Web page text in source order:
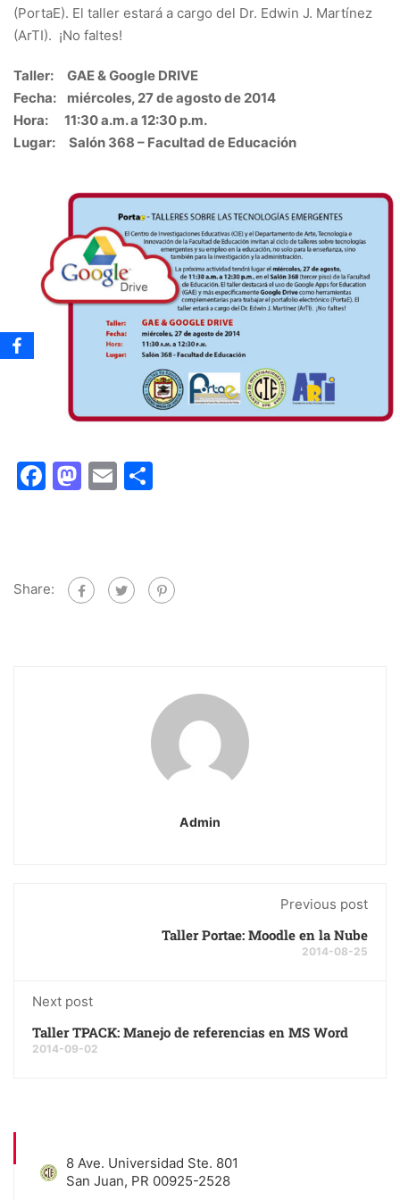
(PortaE). El taller estará a cargo del Dr. Edwin J. Martínez
(ArTI). ¡No faltes!
Taller: GAE & Google DRIVE
Fecha: miércoles, 27 de agosto de 2014
Hora: 11:30 a.m. a 12:30 p.m.
Lugar: Salón 368 – Facultad de Educación
Facebook
Mastodon
Email
Share:
Admin
Previous post
Taller Portae: Moodle en la Nube
2014-08-25
Next post
Taller TPACK: Manejo de referencias en MS Word
2014-09-02
8 Ave. Universidad Ste. 801
San Juan, PR 00925-2528